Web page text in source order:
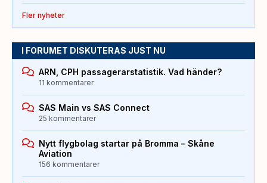
Fler nyheter
I FORUMET DISKUTERAS JUST NU
ARN, CPH passagerarstatistik. Vad händer?
11 kommentarer
SAS Main vs SAS Connect
25 kommentarer
Nytt flygbolag startar på Bromma – Skåne
Aviation
156 kommentarer